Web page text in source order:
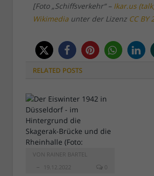
[Foto „Schiffsverkehr“ – Ikar.us
Wikimediaunter der Lizenz CC BY
RELATED POSTS
VON RAINER BARTEL
19.12.2022
0